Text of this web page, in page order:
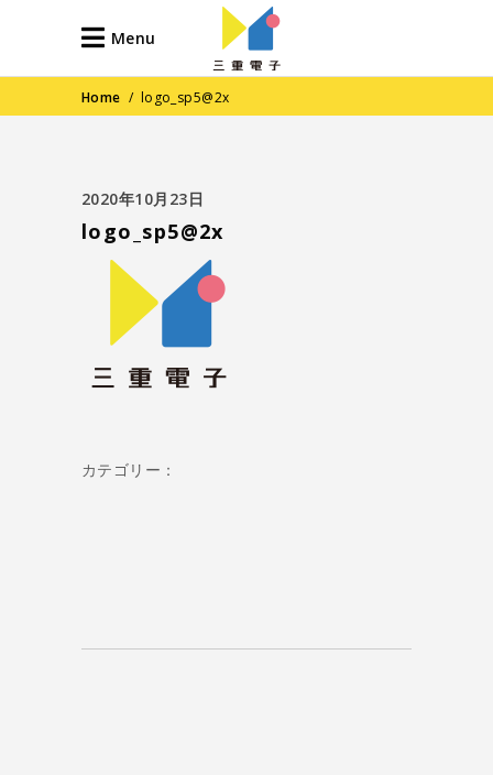
Menu
Home / logo_sp5@2x
2020年10月23日
logo_sp5@2x
カテゴリー：